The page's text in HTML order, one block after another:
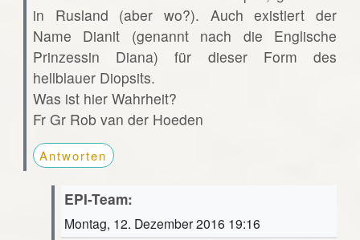
in Rusland (aber wo?). Auch existiert der
Name Dianit (genannt nach die Englische
Prinzessin Diana) für dieser Form des
hellblauer Diopsits.
Was ist hier Wahrheit?
Fr Gr Rob van der Hoeden
Antworten
EPI-Team:
Montag, 12. Dezember 2016 19:16